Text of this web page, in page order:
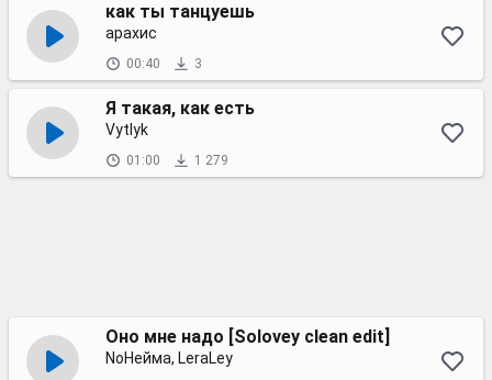
как ты танцуешь
арахис
00:40 3
Я такая, как есть
Vytlyk
01:00 1 279
Оно мне надо [Solovey clean edit]
NoНейма, LeraLey